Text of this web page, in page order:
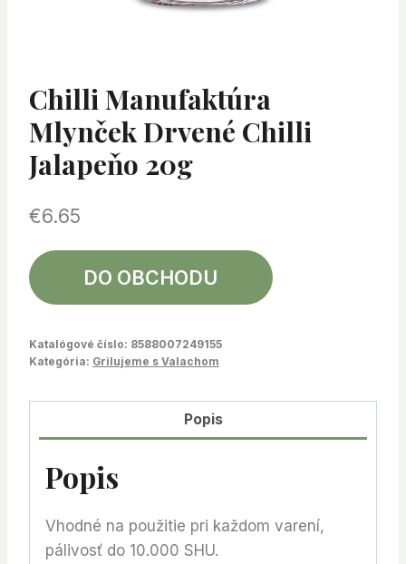
Chilli Manufaktúra
Mlynček Drvené Chilli
Jalapeňo 20g
€6.65
DO OBCHODU
Katalógové číslo: 8588007249155
Kategória: Grilujeme s Valachom
Popis
Popis
Vhodné na použitie pri každom varení,
pálivosť do 10.000 SHU.